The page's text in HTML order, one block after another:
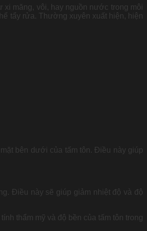
xi măng, vôi, hay nguồn nước trong môi
tẩy rửa. Thường xuyên xuất hiện, hiện
bên dưới của tấm tôn. Điều này giúp
Điều này sẽ giúp giảm nhiệt độ và độ
thẩm mỹ và độ bền của tấm tôn trong